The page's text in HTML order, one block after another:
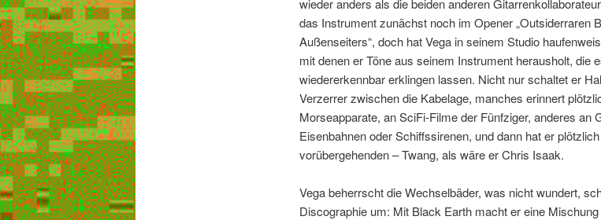
das Instrument zunächst noch im Opener „Outsiderraren
Außenseiters“, doch hat Vega in seinem Studio
mit denen er Töne aus seinem Instrument herausholt, die
wiedererkennbar erklingen lassen. Nicht nur schaltet er
Verzerrer zwischen die Kabelage, manches erinnert
Morseapparate, an SciFi-Filme der Fünfziger, anderes an
Eisenbahnen oder Schiffssirenen, und dann hat er
vorübergehenden – Twang, als wäre er Chris Isaak.
Vega beherrscht die Wechselbäder, was nicht wundert,
Discographie um: Mit Black Earth macht er eine